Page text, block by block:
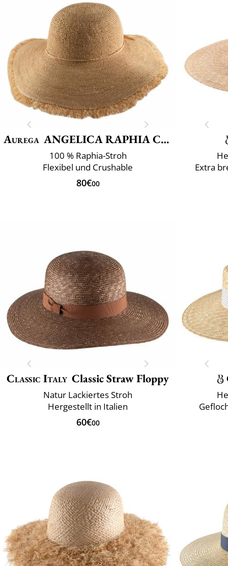
Aurega ANGELICA RAPHIA CROCHET FRANGE
100 % Raphia-Stroh
Flexibel und Crushable
80€00
Extra
Classic Italy Classic Straw Floppy
Natur Lackiertes Stroh
Hergestellt in Italien
60€00